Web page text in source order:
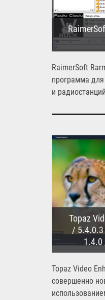
RaimerSoft
программа
и
Topaz
/
1.4.0
Topaz Video
совершенно